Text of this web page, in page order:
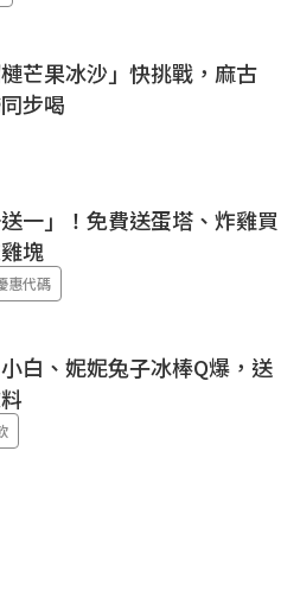
芒果冰沙」快挑戰，麻古
步喝
一」！免費送蛋塔、炸雞買
塊
惠代碼
白、妮妮兔子冰棒Q爆，送